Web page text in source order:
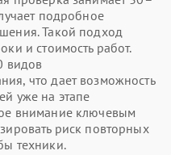
подробное
Такой подход
и стоимость работ.
видов
что дает возможность
уже на этапе
внимание ключевым
риск повторных
техники.